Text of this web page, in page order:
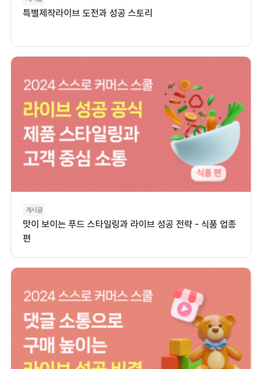
특별제작라이브 도전과 성공 스토리
게시글
맛이 보이는 푸드 스타일링과 라이브 성공 전략 - 식품 업종
편